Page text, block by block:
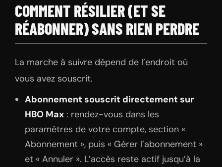
COMMENT RÉSILIER (ET SE
RÉABONNER) SANS RIEN PERDRE
La marche à suivre dépend de l’endroit où
vous avez souscrit.
Abonnement souscrit directement sur
HBO Max : rendez-vous dans les
paramètres de votre compte, section «
Abonnement », puis « Gérer l’abonnement »
et « Annuler ». L’accès reste actif jusqu’à la